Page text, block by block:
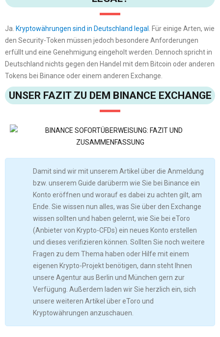
Ja. Kryptowährungen sind in Deutschland legal . Für einige Arten, wie
den Security-Token müssen jedoch besondere Anforderungen
erfüllt und eine Genehmigung eingeholt werden. Dennoch spricht in
Deutschland nichts gegen den Handel mit dem Bitcoin oder anderen
Tokens bei Binance oder einem anderen Exchange.
UNSER FAZIT ZU DEM BINANCE EXCHANGE
Damit sind wir mit unserem Artikel über die Anmeldung
bzw. unserem Guide darüberm wie Sie bei Binance ein
Konto eröffnen und worauf es dabei zu achten gilt, am
Ende. Sie wissen nun alles, was Sie über den Exchange
wissen sollten und haben gelernt, wie Sie bei eToro
(Anbieter von Krypto-CFDs) ein neues Konto erstellen
und dieses verifizieren können. Sollten Sie noch weitere
Fragen zu dem Thema haben oder Hilfe mit einem
eigenen Krypto-Projekt benötigen, dann steht Ihnen
unsere Agentur aus Berlin und München gern zur
Verfügung. Außerdem laden wir Sie herzlich ein, sich
unsere weiteren Artikel über eToro und
Kryptowährungen anzuschauen.